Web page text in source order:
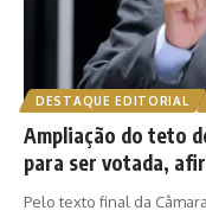
DESTAQUE EDITORIAL
Ampliação do teto
para ser votada,
Pelo texto final da